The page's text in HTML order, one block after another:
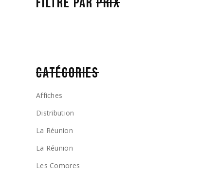
CATÉGORIES
Affiches
Distribution
La Réunion
La Réunion
Les Comores